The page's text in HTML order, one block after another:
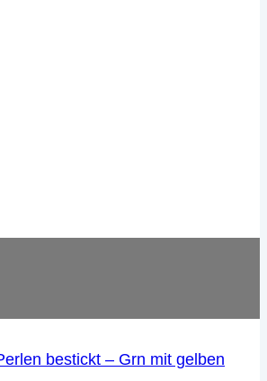
bestickt – Grn mit gelben